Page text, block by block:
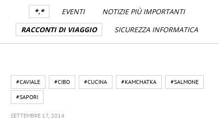
*.* EVENTI
NOTIZIE PIÙ IMPORTANTI
RACCONTI DI VIAGGIO
SICUREZZA INFORMATICA
#CAVIALE #CIBO #CUCINA #KAMCHATKA #SALMONE
#SAPORI
SETTEMBRE 17, 2014